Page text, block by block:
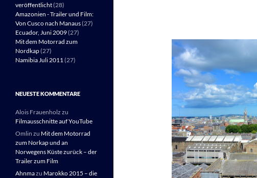
veröffentlicht(28)
Amazonien - Trailer und Film:
Von Cusco nach Manaus(27)
Ecuador, Juni 2009(27)
Mit dem Motorrad zum
Nordkap(27)
Namibia Juli 2011(27)
NEUESTE KOMMENTARE
Alois Frauenholz zu
Filmausschnitte auf YouTube
Omlin zu Mit dem Motorrad
zum Norkap und an
Norwegens Küste zurück – der
Trailer zum Film
Ahnmazu Marokko 2015 – die